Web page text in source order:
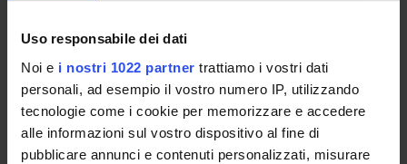
Uso responsabile dei dati
Noi e i nostri 1022 partner trattiamo i vostri dati
personali, ad esempio il vostro numero IP, utilizzando
tecnologie come i cookie per memorizzare e accedere
alle informazioni sul vostro dispositivo al fine di
pubblicare annunci e contenuti personalizzati, misurare
DEPARTMENT ADMINISTRATION OFFICES
STUDENT ADMINISTRATION OFFICES
DEPARTMENT FACILITIES